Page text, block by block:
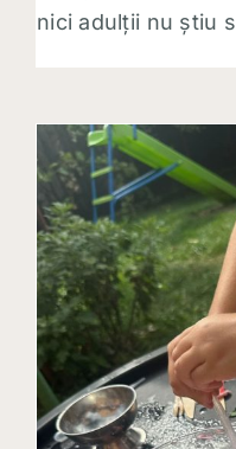
nici adulții nu știu